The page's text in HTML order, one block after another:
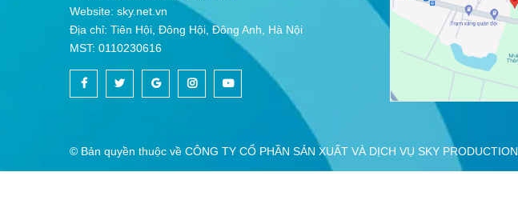
Website: sky.net.vn
Địa chỉ: Tiên Hội, Đông Hội, Đông Anh, Hà Nội
MST: 0110230616
© Bản quyền thuộc về CÔNG TY CỔ PHẦN SẢN XUẤT VÀ DỊCH VỤ SKY PRODUCTION